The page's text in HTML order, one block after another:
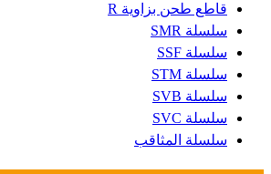
قاطع طحن بزاوية R
سلسلة SMR
سلسلة SSF
سلسلة STM
سلسلة SVB
سلسلة SVC
سلسلة المثاقب